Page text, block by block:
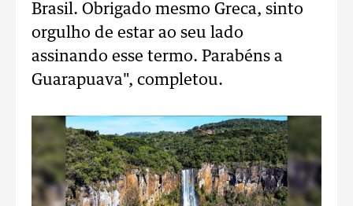
Brasil. Obrigado mesmo Greca, sinto
orgulho de estar ao seu lado
assinando esse termo. Parabéns a
Guarapuava", completou.